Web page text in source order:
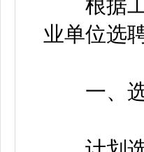
根据工
业单位选
一、选